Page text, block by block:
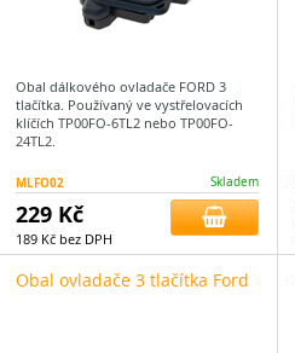
Obal dálkového ovladače FORD 3
tlačítka. Používaný ve vystřelovacích
klíčích TP00FO-6TL2 nebo TP00FO-
24TL2.
MLFO02 Skladem
229 Kč
189 Kč bez DPH
Obal ovladače 3 tlačítka Ford